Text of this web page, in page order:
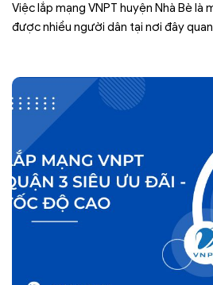
Việc lắp mạng VNPT huyện Nhà Bè
được nhiều người dân tại nơi đây
Việt Nam với nhiều…